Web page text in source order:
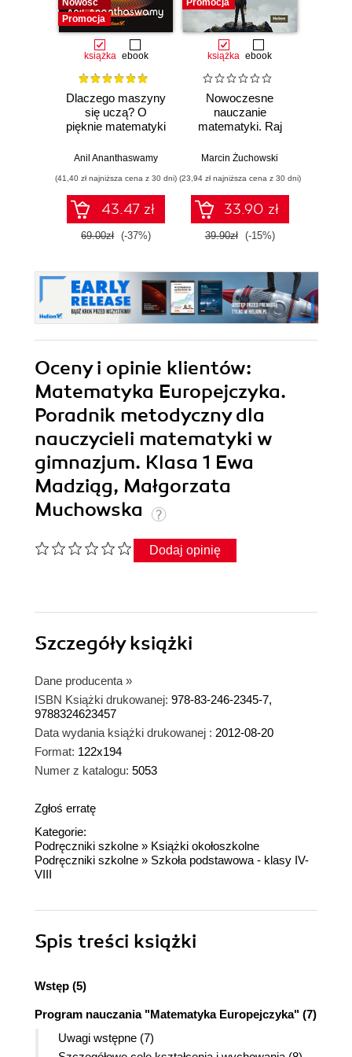
Nowość
Promocja
książka ebook
Dlaczego maszyny
się uczą? O
pięknie matematyki
współczesnej
inteligencji
Anil Ananthaswamy
(41,40 zł najniższa cena z 30 dni)
43.47 zł
69.00zł (-37%)
Promocja
książka ebook
Nowoczesne
nauczanie
matematyki. Raj
kalkulatora?
Marcin Żuchowski
(23,94 zł najniższa cena z 30 dni)
33.90 zł
39.90zł (-15%)
Oceny i opinie klientów:
Matematyka Europejczyka.
Poradnik metodyczny dla
nauczycieli matematyki w
gimnazjum. Klasa 1 Ewa
Madziąg, Małgorzata
Muchowska
Dodaj opinię
Szczegółyksiążki
Dane producenta »
ISBN Książki drukowanej: 978-83-246-2345-7,
9788324623457
Data wydania książki drukowanej : 2012-08-20
Format: 122x194
Numer z katalogu: 5053
Zgłoś erratę
Kategorie:
Podręczniki szkolne » Książki okołoszkolne
Podręczniki szkolne » Szkoła podstawowa - klasy IV-
VIII
Spis treści książki
Wstęp (5)
Program nauczania "Matematyka Europejczyka" (7)
Uwagi wstępne (7)